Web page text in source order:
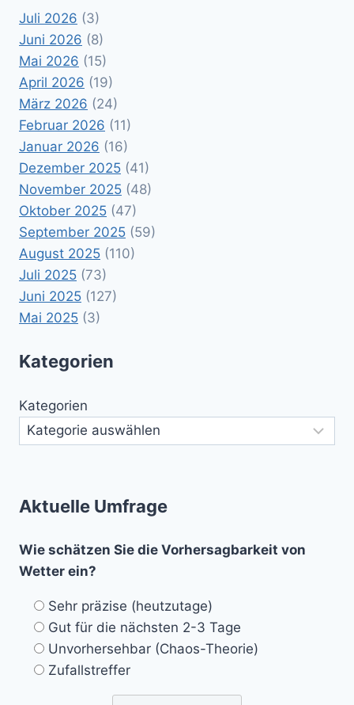
Juli 2026 (3)
Juni 2026 (8)
Mai 2026 (15)
April 2026 (19)
März 2026 (24)
Februar 2026 (11)
Januar 2026 (16)
Dezember 2025 (41)
November 2025 (48)
Oktober 2025 (47)
September 2025 (59)
August 2025 (110)
Juli 2025 (73)
Juni 2025 (127)
Mai 2025 (3)
Kategorien
Kategorien
Aktuelle Umfrage
Wie schätzen Sie die Vorhersagbarkeit von
Wetter ein?
Sehr präzise (heutzutage)
Gut für die nächsten 2-3 Tage
Unvorhersehbar (Chaos-Theorie)
Zufallstreffer